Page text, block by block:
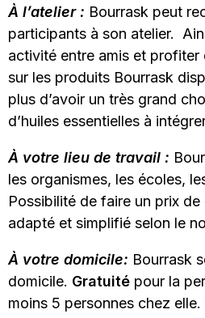
À l’atelier : Bourrask peut
participants à son atelier.
activité entre amis et profiter
sur les produits Bourrask
plus d’avoir un très grand
d’huiles essentielles à
À votre lieu de travail :
les organismes, les écoles,
Possibilité de faire un prix de
adapté et simplifié selon le
À votre domicile: Bourrask
domicile. Gratuité pour la
moins 5 personnes chez